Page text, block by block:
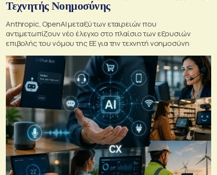
Τεχνητής Νοημοσύνης
Anthropic, OpenAI μεταξύ των εταιρειών που
αντιμετωπίζουν νέο έλεγχο στο πλαίσιο των εξουσιών
επιβολής του νόμου της ΕΕ για την τεχνητή νοημοσύνη